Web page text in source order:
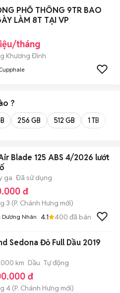
PHỔ THÔNG 9TR BAO
LÀM 8T TẠI VP
tháng
Khương Đình
?
256 GB 512 GB 1 TB
Blade 125 ABS 4/2026 lướt
ga Đã sử dụng
đ
3 (P. Chánh Hưng mới)
Nhân 4.1 400 đã bán
Sedona Đỏ Full Dầu 2019
km Dầu Tự động
đ
4 (P. Chánh Hưng mới)